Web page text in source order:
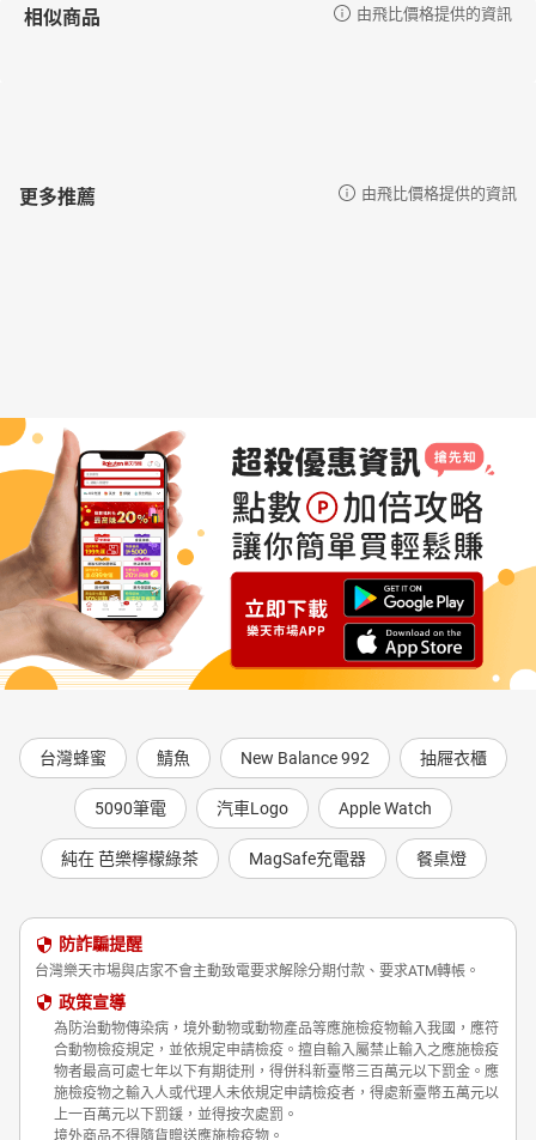
相似商品 由飛比價格提供的資訊
更多推薦 由飛比價格提供的資訊
台灣蜂蜜 鯖魚 New Balance 992 抽屜衣櫃
5090筆電 汽車Logo Apple Watch
純在 芭樂檸檬綠茶 MagSafe充電器 餐桌燈
防詐騙提醒
台灣樂天市場與店家不會主動致電要求解除分期付款、要求ATM轉帳。
政策宣導
為防治動物傳染病，境外動物或動物產品等應施檢疫物輸入我國，應符
合動物檢疫規定，並依規定申請檢疫。擅自輸入屬禁止輸入之應施檢疫
物者最高可處七年以下有期徒刑，得併科新臺幣三百萬元以下罰金。應
施檢疫物之輸入人或代理人未依規定申請檢疫者，得處新臺幣五萬元以
上一百萬元以下罰鍰，並得按次處罰。
境外商品不得隨貨贈送應施檢疫物。